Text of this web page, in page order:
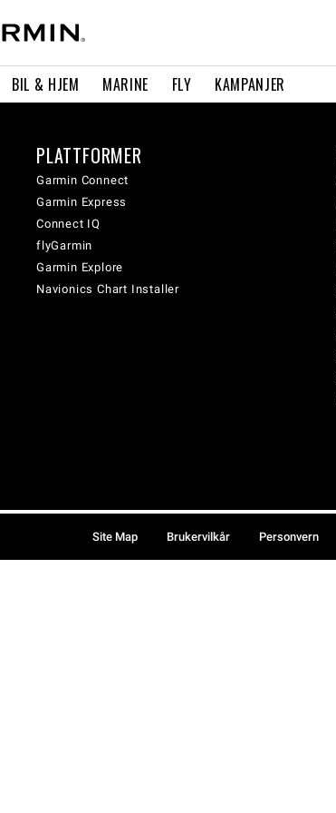
BIL & HJEM MARINE FLY KAMPANJER
PLATTFORMER
Garmin Connect
Garmin Express
Connect IQ
flyGarmin
Garmin Explore
Navionics Chart Installer
Site Map Brukervilkår Personvern